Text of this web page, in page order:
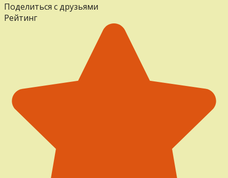
Поделиться с друзьями
Рейтинг